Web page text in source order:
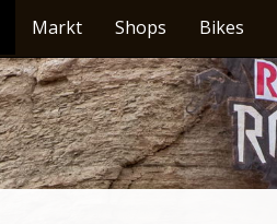
Markt Shops Bikes